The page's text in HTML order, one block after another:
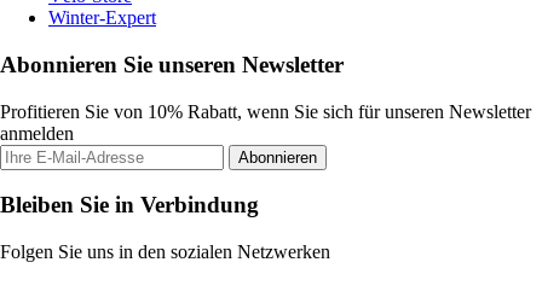
Winter-Expert
Abonnieren Sie unseren Newsletter
Profitieren Sie von 10% Rabatt, wenn Sie sich für unseren Newsletter
anmelden
Abonnieren
Bleiben Sie in Verbindung
Folgen Sie uns in den sozialen Netzwerken